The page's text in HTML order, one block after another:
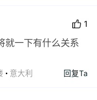
1
就一下有什么关系
意大利 回复Ta